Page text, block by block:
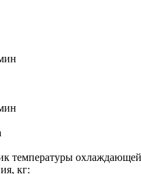
температуры
кг: